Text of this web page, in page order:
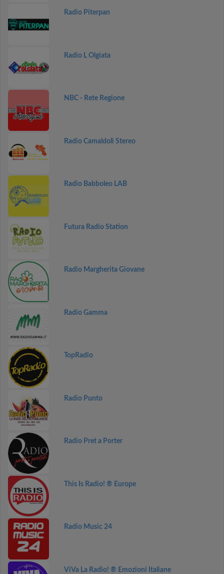
Radio Piterpan
Radio L Olgiata
NBC - Rete Regione
Radio Camaldoli Stereo
Radio Babboleo LAB
Futura Radio Station
Radio Margherita Giovane
Radio Gamma
TopRadio
Radio Punto
Radio Pret a Porter
This Is Radio! ® Europe
Radio Music 24
ViVa La Radio! ® Emozioni Italiane